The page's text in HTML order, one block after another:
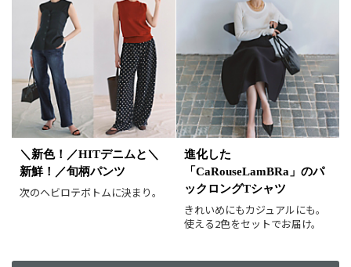
ホワイト ブラック
グレー
ベージュ
ブラウン
オレンジ
イエロー
レッド
ピンク
パープル
グリーン
ブルー
ゴールド
シルバー マルチ
＼新色！／HITデニムと＼
新鮮！／旬柄パンツ
次のヘビロテボトムに決まり。
進化した
「CaRouseLamBRa」のパ
ックロングTシャツ
きれいめにもカジュアルにも。
使える2色をセットでお届け。